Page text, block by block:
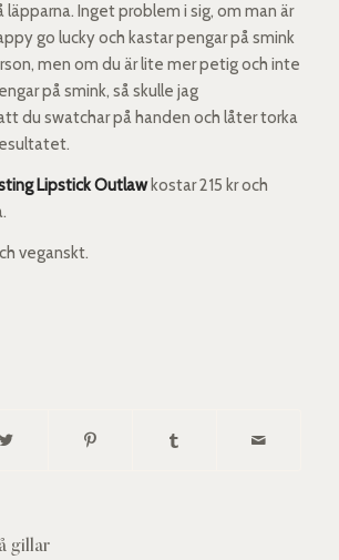
Inget problem i sig, om man är
go lucky och kastar pengar på smink
men om du är lite mer petig och inte
på smink, så skulle jag
du swatchar på handen och låter torka
Lipstick Outlawkostar 215 kr och
veganskt.
gillar